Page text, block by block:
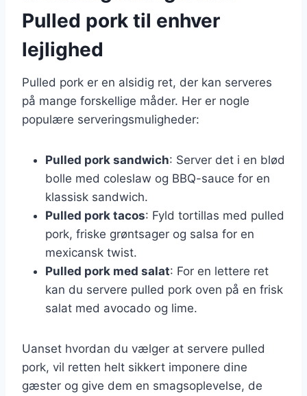
Pulled pork til enhver
lejlighed
Pulled pork er en alsidig ret, der kan serveres
på mange forskellige måder. Her er nogle
populære serveringsmuligheder:
Pulled pork sandwich: Server det i en blød
bolle med coleslaw og BBQ-sauce for en
klassisk sandwich.
Pulled pork tacos: Fyld tortillas med pulled
pork, friske grøntsager og salsa for en
mexicansk twist.
Pulled pork med salat: For en lettere ret
kan du servere pulled pork oven på en frisk
salat med avocado og lime.
Uanset hvordan du vælger at servere pulled
pork, vil retten helt sikkert imponere dine
gæster og give dem en smagsoplevelse, de